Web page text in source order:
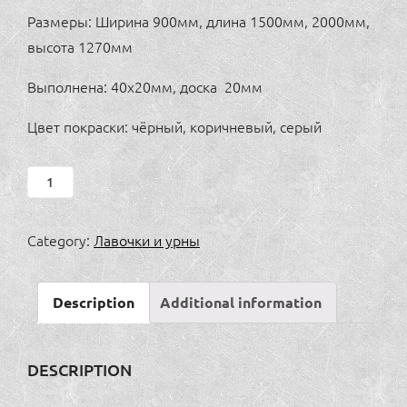
Размеры: Ширина 900мм, длина 1500мм, 2000мм,
высота 1270мм
Выполнена: 40х20мм, доска 20мм
Цвет покраски: чёрный, коричневый, серый
Лавочка
№8
quantity
Category:Лавочки и урны
Description Additional information
DESCRIPTION